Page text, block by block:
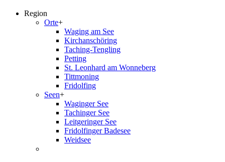
Region
Orte+
Waging am See
Kirchanschöring
Taching-Tengling
Petting
St. Leonhard am Wonneberg
Tittmoning
Fridolfing
Seen+
Waginger See
Tachinger See
Leitgeringer See
Fridolfinger Badesee
Weidsee